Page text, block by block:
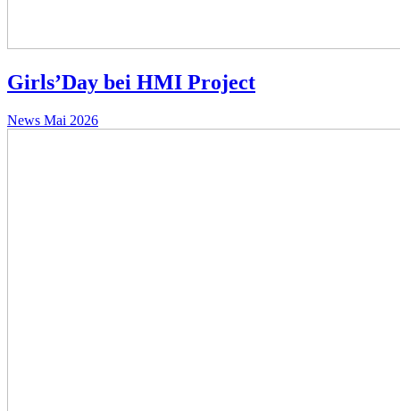
Girls’Day bei HMI Project
News Mai 2026